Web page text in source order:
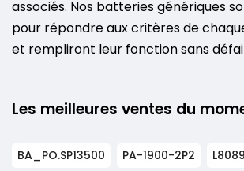
associés. Nos batteries génériques
pour répondre aux critères de
et rempliront leur fonction sans
Les meilleures ventes du
BA_PO.SP13500 PA-1900-2P2